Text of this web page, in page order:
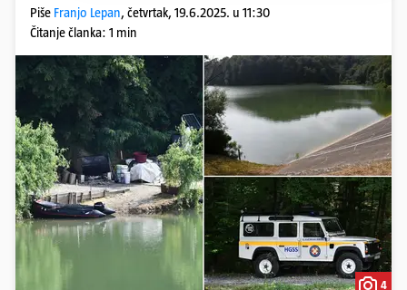
Piše Franjo Lepan, četvrtak, 19.6.2025. u 11:30
Čitanje članka: 1 min
4